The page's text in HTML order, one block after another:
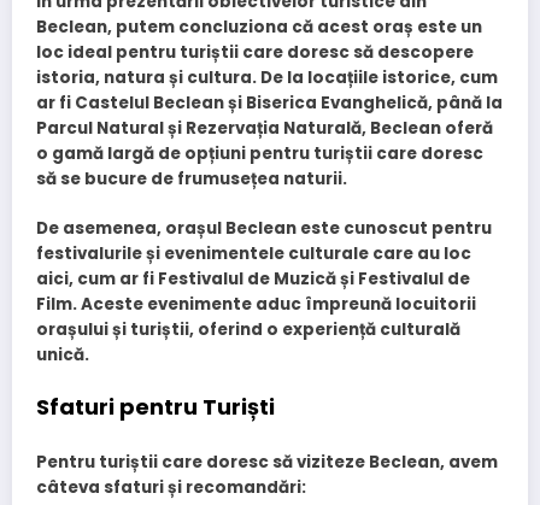
Beclean, putem concluziona că acest oraș este un
loc ideal pentru turiștii care doresc să descopere
istoria, natura și cultura. De la locațiile istorice, cum
ar fi Castelul Beclean și Biserica Evanghelică, până la
Parcul Natural și Rezervația Naturală, Beclean oferă
o gamă largă de opțiuni pentru turiștii care doresc
să se bucure de frumusețea naturii.
De asemenea, orașul Beclean este cunoscut pentru
festivalurile și evenimentele culturale care au loc
aici, cum ar fi Festivalul de Muzică și Festivalul de
Film. Aceste evenimente aduc împreună locuitorii
orașului și turiștii, oferind o experiență culturală
unică.
Sfaturi pentru Turiști
Pentru turiștii care doresc să viziteze Beclean, avem
câteva sfaturi și recomandări: